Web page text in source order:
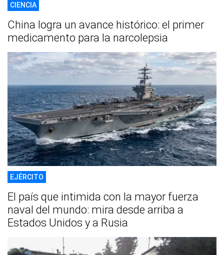
CIENCIA
China logra un avance histórico: el primer
medicamento para la narcolepsia
EJÉRCITO
El país que intimida con la mayor fuerza
naval del mundo: mira desde arriba a
Estados Unidos y a Rusia